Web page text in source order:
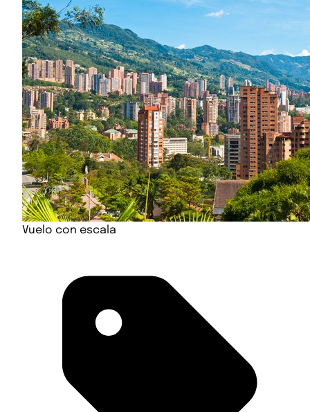
Vuelo con escala